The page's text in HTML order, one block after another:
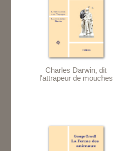
Charles Darwin, dit
l'attrapeur de mouches